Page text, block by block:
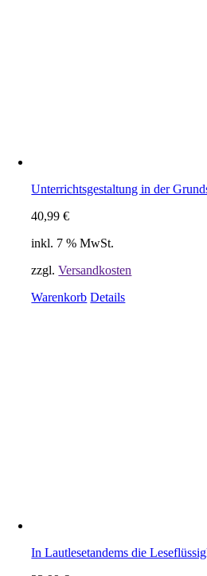
Unterrichtsgestaltung in der
40,99€
inkl. 7 % MwSt.
zzgl.Versandkosten
Warenkorb Details
In Lautlesetandems die